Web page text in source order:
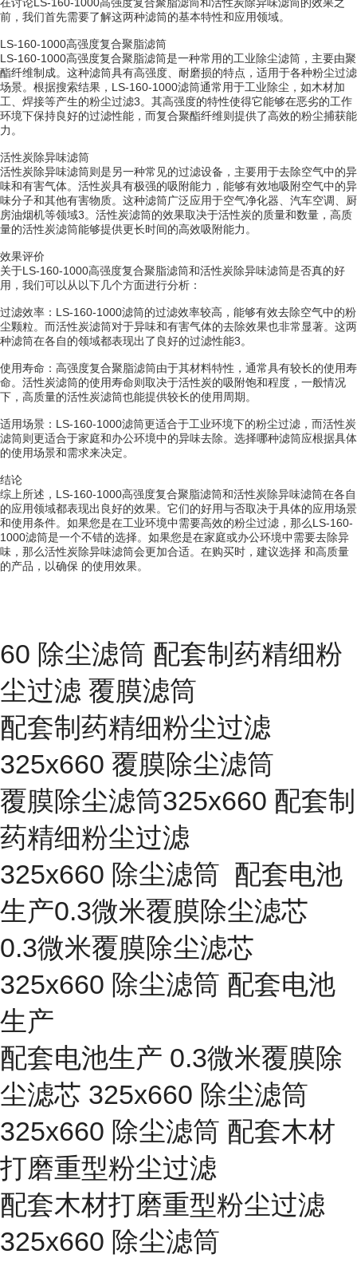
前，我们首先需要了解这两种滤筒的基本特性和应用领域。
LS-160-1000高强度复合聚脂滤筒
LS-160-1000高强度复合聚脂滤筒是一种常用的工业除尘滤筒，主要由聚
酯纤维制成。这种滤筒具有高强度、耐磨损的特点，适用于各种粉尘过滤
场景。根据搜索结果，LS-160-1000滤筒通常用于工业除尘，如木材加
工、焊接等产生的粉尘过滤3。其高强度的特性使得它能够在恶劣的工作
环境下保持良好的过滤性能，而复合聚酯纤维则提供了高效的粉尘捕获能
力。
活性炭除异味滤筒
活性炭除异味滤筒则是另一种常见的过滤设备，主要用于去除空气中的异
味和有害气体。活性炭具有极强的吸附能力，能够有效地吸附空气中的异
味分子和其他有害物质。这种滤筒广泛应用于空气净化器、汽车空调、厨
房油烟机等领域3。活性炭滤筒的效果取决于活性炭的质量和数量，高质
量的活性炭滤筒能够提供更长时间的高效吸附能力。
效果评价
关于LS-160-1000高强度复合聚脂滤筒和活性炭除异味滤筒是否真的好
用，我们可以从以下几个方面进行分析：
过滤效率：LS-160-1000滤筒的过滤效率较高，能够有效去除空气中的粉
尘颗粒。而活性炭滤筒对于异味和有害气体的去除效果也非常显著。这两
种滤筒在各自的领域都表现出了良好的过滤性能3。
使用寿命：高强度复合聚脂滤筒由于其材料特性，通常具有较长的使用寿
命。活性炭滤筒的使用寿命则取决于活性炭的吸附饱和程度，一般情况
下，高质量的活性炭滤筒也能提供较长的使用周期。
适用场景：LS-160-1000滤筒更适合于工业环境下的粉尘过滤，而活性炭
滤筒则更适合于家庭和办公环境中的异味去除。选择哪种滤筒应根据具体
的使用场景和需求来决定。
结论
综上所述，LS-160-1000高强度复合聚脂滤筒和活性炭除异味滤筒在各自
的应用领域都表现出良好的效果。它们的好用与否取决于具体的应用场景
和使用条件。如果您是在工业环境中需要高效的粉尘过滤，那么LS-160-
1000滤筒是一个不错的选择。如果您是在家庭或办公环境中需要去除异
味，那么活性炭除异味滤筒会更加合适。在购买时，建议选择 和高质量
的产品，以确保 的使用效果。
60 除尘滤筒 配套制药精细粉
尘过滤 覆膜滤筒
配套制药精细粉尘过滤
325x660 覆膜除尘滤筒
覆膜除尘滤筒325x660 配套制
药精细粉尘过滤
325x660 除尘滤筒 配套电池
生产0.3微米覆膜除尘滤芯
0.3微米覆膜除尘滤芯
325x660 除尘滤筒 配套电池
生产
配套电池生产 0.3微米覆膜除
尘滤芯 325x660 除尘滤筒
325x660 除尘滤筒 配套木材
打磨重型粉尘过滤
配套木材打磨重型粉尘过滤
325x660 除尘滤筒